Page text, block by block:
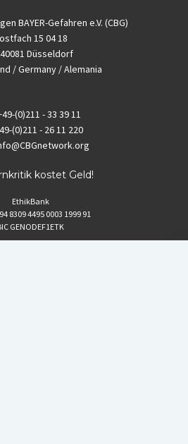
BAYER-Gefahren e.V. (CBG)
15 04 18
Düsseldorf
/ Germany / Alemania
(0)211 - 33 39 11
(0)211 - 26 11 220
kostet Geld!
EthikBank
8309 4495 0003 1999 91
GENODEF1ETK